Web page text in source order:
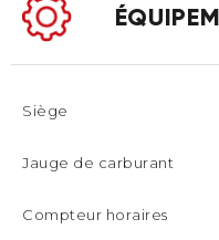
Siège
Jauge de carburant
Compteur horaires